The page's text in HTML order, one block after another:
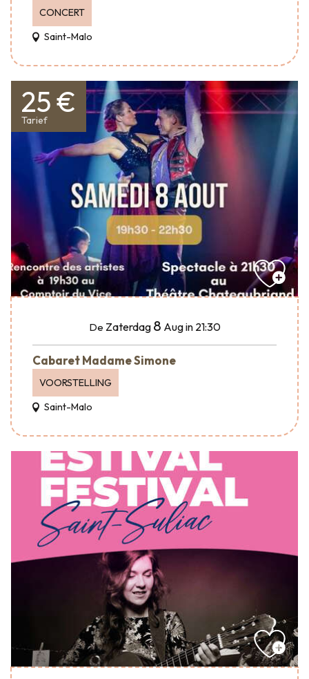
CONCERT
Saint-Malo
25 €
Tarief
De Zaterdag 8 Augin 21:30
Cabaret Madame Simone
VOORSTELLING
Saint-Malo